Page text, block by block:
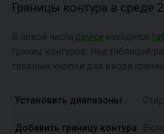
Границы контура в среде
В левой части рамки находится
границ контуров. Над таблицей
главные кнопки для ввода
Установить диапазоны
Добавить границу контура